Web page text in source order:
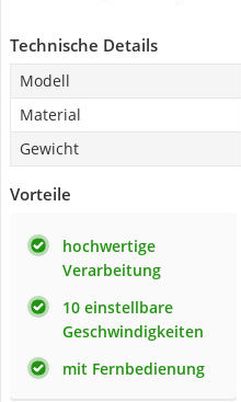
Technische Details
Modell
Material
Gewicht
Vorteile
hochwertige
Verarbeitung
10 einstellbare
Geschwindigkeiten
mit Fernbedienung